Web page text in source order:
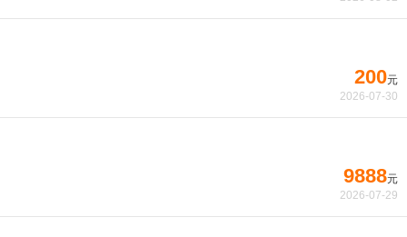
200元
2026-07-30
9888元
2026-07-29